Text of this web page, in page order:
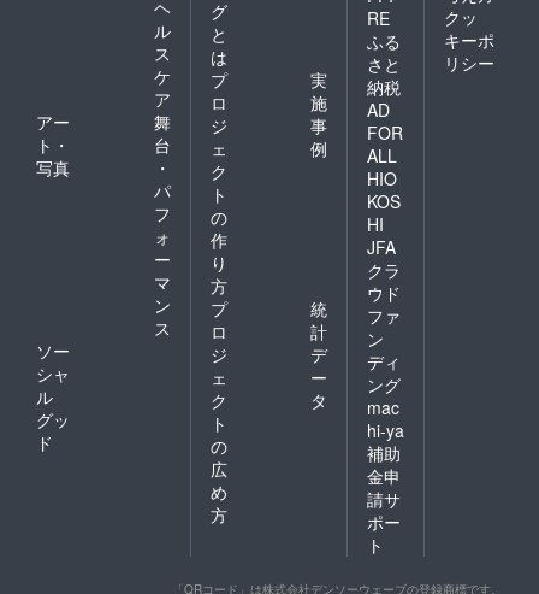
ヘ
ル
ス
ケ
ア
アー
ト・
写真
舞
台
・
パ
フ
ォ
ー
マ
ン
ス
ソー
シャ
ル
グッ
ド
グ
と
は
プ
ロ
ジ
ェ
ク
ト
の
作
り
方
実
施
事
例
プ
ロ
ジ
ェ
ク
ト
の
広
め
方
統
計
デ
ー
タ
RE
ふる
さと
納税
AD
FOR
ALL
HIO
KOS
HI
JFA
クラ
ウド
ファ
ン
ディ
ング
mac
hi-ya
補助
金申
請サ
ポー
ト
クッ
キーポ
リシー
「QRコード」は株式会社デンソーウェーブの登録商標です。